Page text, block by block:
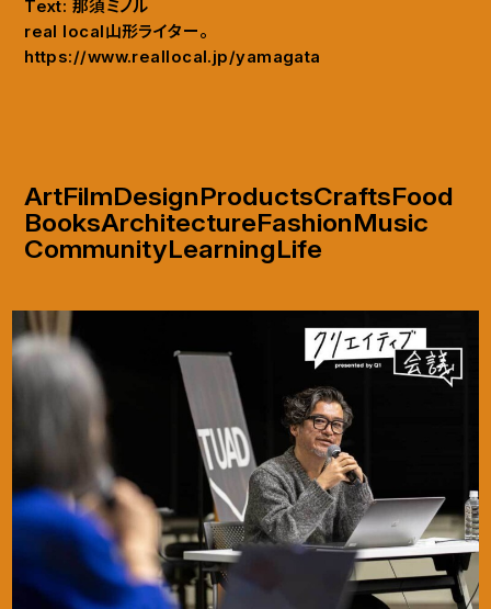
Text: 那須ミノル
real local山形ライター。
https://www.reallocal.jp/yamagata
ArtFilmDesignProductsCraftsFood
BooksArchitectureFashionMusic
CommunityLearningLife